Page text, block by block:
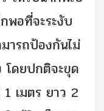
พอที่จะระงับ
ารถป้องกันไม่
โดยปกติจะขุด
เมตร ยาว 2